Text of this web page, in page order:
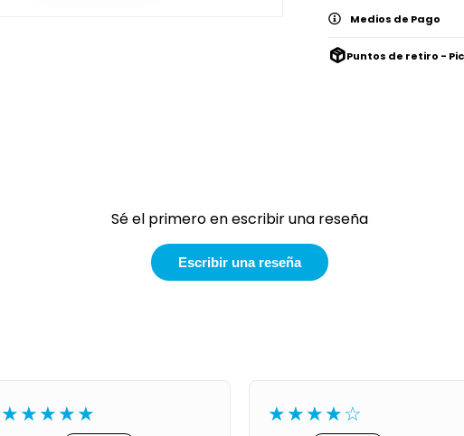
Medios de Pago
Puntos de retiro -
Sé el primero en escribir una reseña
Escribir una reseña
★★★★★ ★★★★☆